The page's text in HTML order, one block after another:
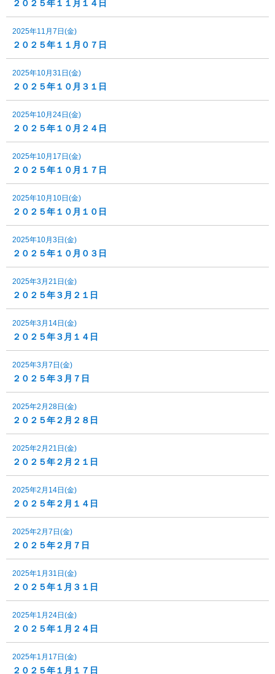
２０２５年１１月１４日
2025年11月7日(金)
２０２５年１１月０７日
2025年10月31日(金)
２０２５年１０月３１日
2025年10月24日(金)
２０２５年１０月２４日
2025年10月17日(金)
２０２５年１０月１７日
2025年10月10日(金)
２０２５年１０月１０日
2025年10月3日(金)
２０２５年１０月０３日
2025年3月21日(金)
２０２５年３月２１日
2025年3月14日(金)
２０２５年３月１４日
2025年3月7日(金)
２０２５年３月７日
2025年2月28日(金)
２０２５年２月２８日
2025年2月21日(金)
２０２５年２月２１日
2025年2月14日(金)
２０２５年２月１４日
2025年2月7日(金)
２０２５年２月７日
2025年1月31日(金)
２０２５年１月３１日
2025年1月24日(金)
２０２５年１月２４日
2025年1月17日(金)
２０２５年１月１７日